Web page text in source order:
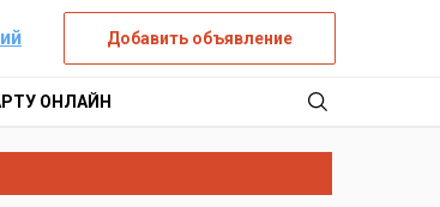
Добавить объявление
ОНЛАЙН